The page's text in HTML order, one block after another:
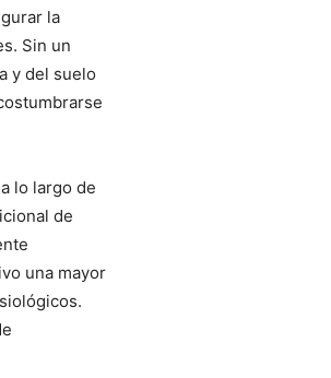
la
Sin un
y del suelo
lo largo de
de
una mayor